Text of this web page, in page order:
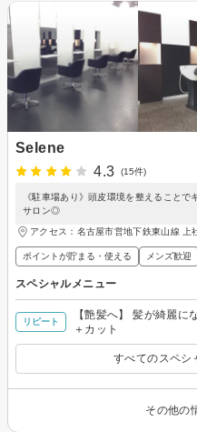
Selene
4.3
(15件)
《駐車場あり》頭皮環境を整えること
サロン◎
アクセス：名古屋市営地下鉄東山線 上
ポイントが貯まる・使える メンズ歓迎
スペシャルメニュー
リピート
【艶髪へ】 髪が綺麗に
＋カット
すべてのスペシ
その他の